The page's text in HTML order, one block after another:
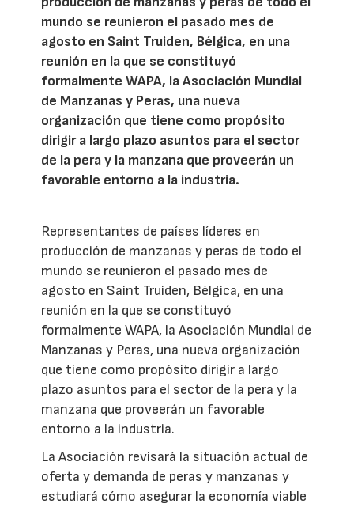
mundo se reunieron el pasado mes de
agosto en Saint Truiden, Bélgica, en una
reunión en la que se constituyó
formalmente WAPA, la Asociación Mundial
de Manzanas y Peras, una nueva
organización que tiene como propósito
dirigir a largo plazo asuntos para el sector
de la pera y la manzana que proveerán un
favorable entorno a la industria.
Representantes de países líderes en
producción de manzanas y peras de todo el
mundo se reunieron el pasado mes de
agosto en Saint Truiden, Bélgica, en una
reunión en la que se constituyó
formalmente WAPA, la Asociación Mundial de
Manzanas y Peras, una nueva organización
que tiene como propósito dirigir a largo
plazo asuntos para el sector de la pera y la
manzana que proveerán un favorable
entorno a la industria.
La Asociación revisará la situación actual de
oferta y demanda de peras y manzanas y
estudiará cómo asegurar la economía viable